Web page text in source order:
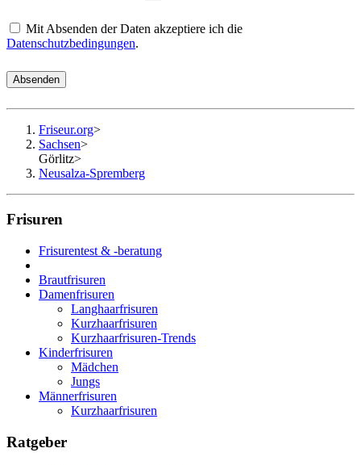
Mit Absenden der Daten akzeptiere ich die
Datenschutzbedingungen.
Absenden
Friseur.org>
Sachsen>
Görlitz>
Neusalza-Spremberg
Frisuren
Frisurentest & -beratung
Brautfrisuren
Damenfrisuren
Langhaarfrisuren
Kurzhaarfrisuren
Kurzhaarfrisuren-Trends
Kinderfrisuren
Mädchen
Jungs
Männerfrisuren
Kurzhaarfrisuren
Ratgeber